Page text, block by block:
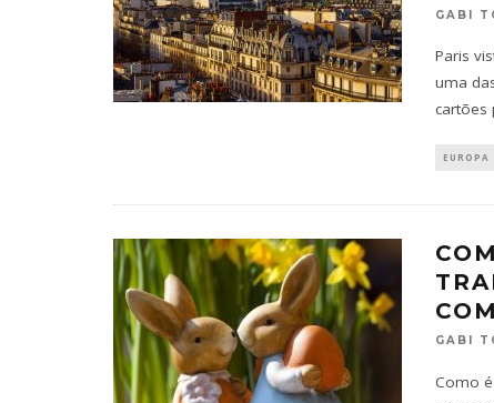
GABI
Paris
uma
cartões
EUROPA
GABI
Como